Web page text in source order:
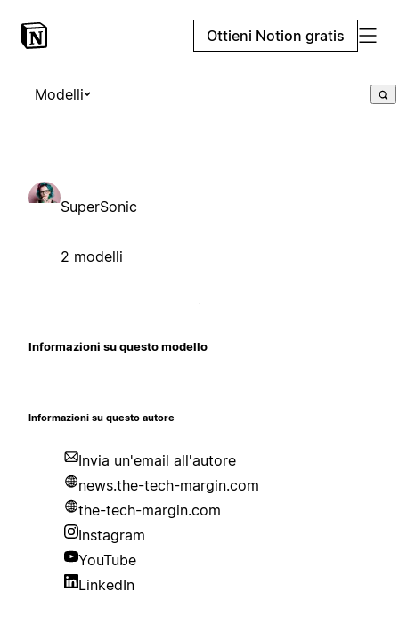
Ottieni Notion gratis
Modelli
SuperSonic
2 modelli
Informazioni su questo modello
Informazioni su questo autore
Invia un'email all'autore
news.the-tech-margin.com
the-tech-margin.com
Instagram
YouTube
LinkedIn